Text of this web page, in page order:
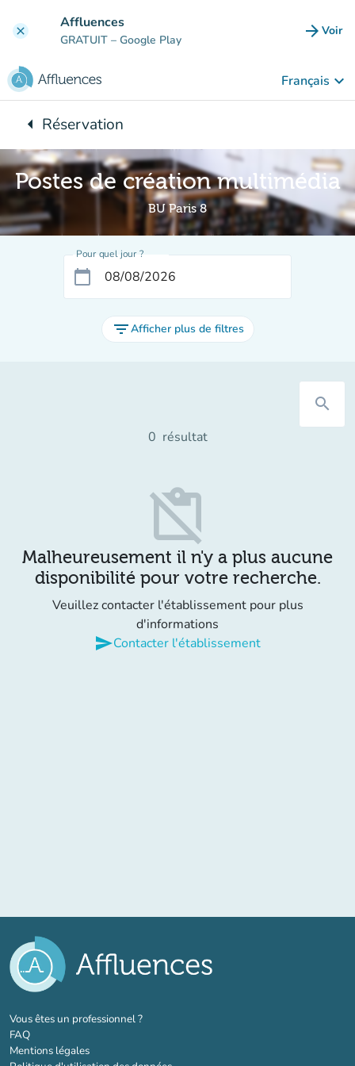
clear Affluences
GRATUIT – Google Play arrow_forward Voir
Français keyboard_arrow_down
arrow_leftRetour à :
Réservation
Postes de création multimédia
BU Paris 8
Pour quel jour ?
calendar_today
filter_listAfficher plus de filtres
search
0 résultat
content_paste_off
Malheureusement il n'y a plus aucune
disponibilité pour votre recherche.
Veuillez contacter l'établissement pour plus
d'informations
sendContacter l'établissement
Vous êtes un professionnel ?(nouvel onglet)
FAQ
Mentions légales